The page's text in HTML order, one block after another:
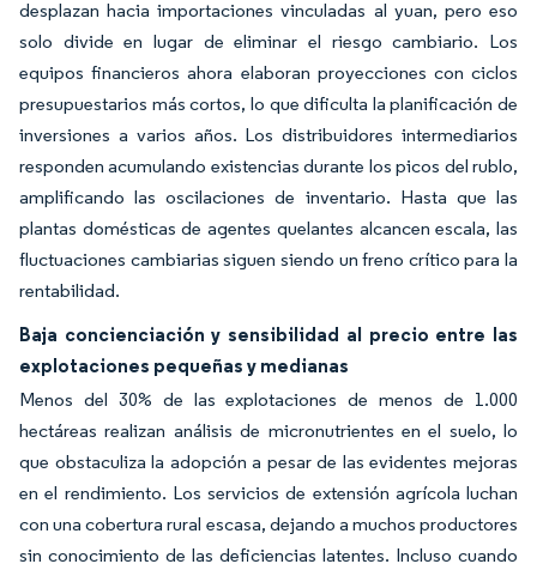
desplazan hacia importaciones vinculadas al yuan, pero eso
solo divide en lugar de eliminar el riesgo cambiario. Los
equipos financieros ahora elaboran proyecciones con ciclos
presupuestarios más cortos, lo que dificulta la planificación de
inversiones a varios años. Los distribuidores intermediarios
responden acumulando existencias durante los picos del rublo,
amplificando las oscilaciones de inventario. Hasta que las
plantas domésticas de agentes quelantes alcancen escala, las
fluctuaciones cambiarias siguen siendo un freno crítico para la
rentabilidad.
Baja concienciación y sensibilidad al precio entre las
explotaciones pequeñas y medianas
Menos del 30% de las explotaciones de menos de 1.000
hectáreas realizan análisis de micronutrientes en el suelo, lo
que obstaculiza la adopción a pesar de las evidentes mejoras
en el rendimiento. Los servicios de extensión agrícola luchan
con una cobertura rural escasa, dejando a muchos productores
sin conocimiento de las deficiencias latentes. Incluso cuando